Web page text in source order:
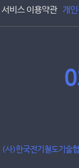
서비스 이용약관 개
(사)한국전기철도기술